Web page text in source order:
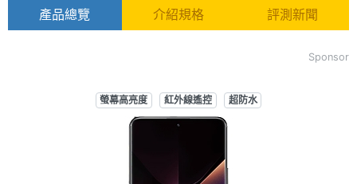
產品總覽 介紹規格 評測新聞
Sponsor
螢幕高亮度 紅外線遙控 超防水